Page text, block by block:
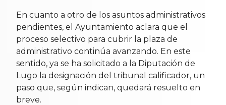
En cuanto a otro de los asuntos administrativos
pendientes, el Ayuntamiento aclara que el
proceso selectivo para cubrir la plaza de
administrativo continúa avanzando. En este
sentido, ya se ha solicitado a la Diputación de
Lugo la designación del tribunal calificador, un
paso que, según indican, quedará resuelto en
breve.